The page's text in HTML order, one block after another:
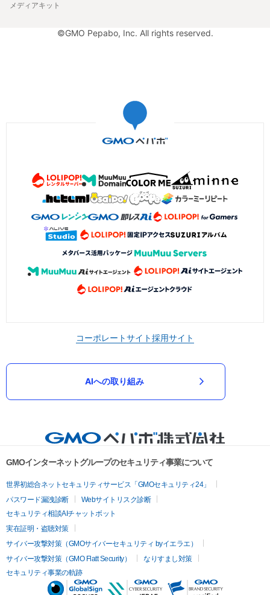
メディアキット
©GMO Pepabo, Inc. All rights reserved.
コーポレートサイト採用サイト
AIへの取り組み
GMOインターネットグループのセキュリティ事業について
世界初総合ネットセキュリティサービス「GMOセキュリティ24」
パスワード漏洩診断
Webサイトリスク診断
セキュリティ相談AIチャットボット
実在証明・盗聴対策
サイバー攻撃対策（GMOサイバーセキュリティ byイエラエ）
サイバー攻撃対策（GMO Flatt Security）
なりすまし対策
セキュリティ事業の軌跡